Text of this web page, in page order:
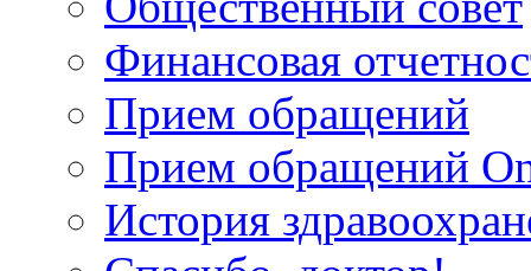
Финансовая
Прием обращений
Прием обращений
История